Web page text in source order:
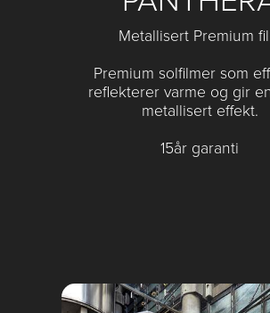
Metallisert Premium
Premium solfilmer som
reflekterer varme og gir
metallisert effekt.
15år garanti